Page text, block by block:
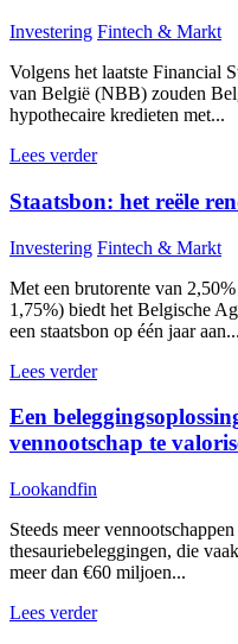
Investering Fintech & Markt
Volgens het laatste Financial
van België (NBB) zouden
hypothecaire kredieten met...
Lees verder
Staatsbon: het reële
Investering Fintech & Markt
Met een brutorente van
1,75%) biedt het Belgische
een staatsbon op één jaar aan...
Lees verder
Een
vennootschap te
Lookandfin
Steeds meer
thesauriebeleggingen, die
meer dan €60 miljoen...
Lees verder